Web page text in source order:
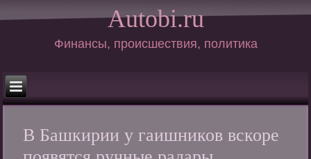
Autobi.ru
Финансы, происшествия, политика
В Башкирии у гаишников вскоре